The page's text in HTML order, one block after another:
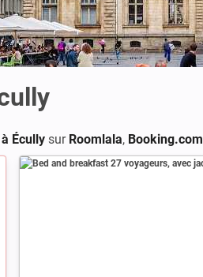
Écully sur Roomlala, Booking.com